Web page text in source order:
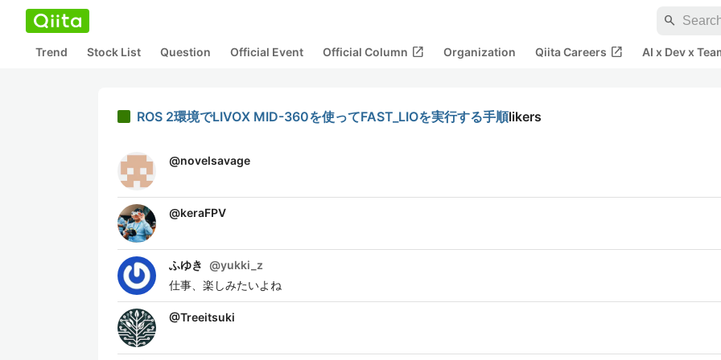
search
Trend Stock List Question Official Event Official Column open_in_new Organization Qiita Careers open_in_new AI x Dev x
ROS 2環境でLIVOX MID-360を使ってFAST_LIOを実行する手順likers
@novelsavage
@keraFPV
ふゆき @yukki_z
仕事、楽しみたいよね
@Treeitsuki